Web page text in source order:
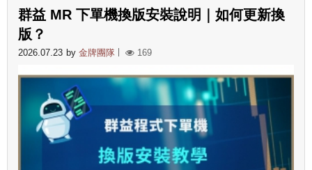
群益 MR 下單機換版安裝說明｜如何更新換
版？
2026.07.23 by 金牌團隊 169